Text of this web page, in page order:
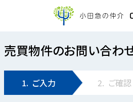
売買物件のお問い合わ
1. ご入力 2. ご確認